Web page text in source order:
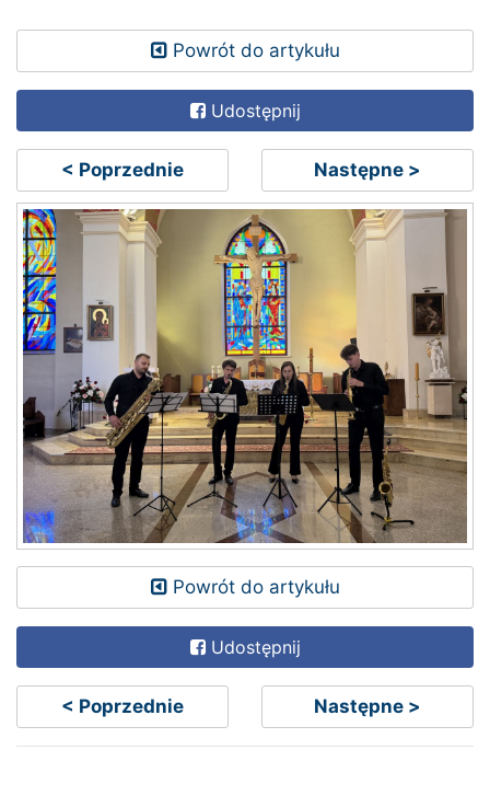
Powrót do artykułu
Udostępnij
< Poprzednie Następne >
Powrót do artykułu
Udostępnij
< Poprzednie Następne >